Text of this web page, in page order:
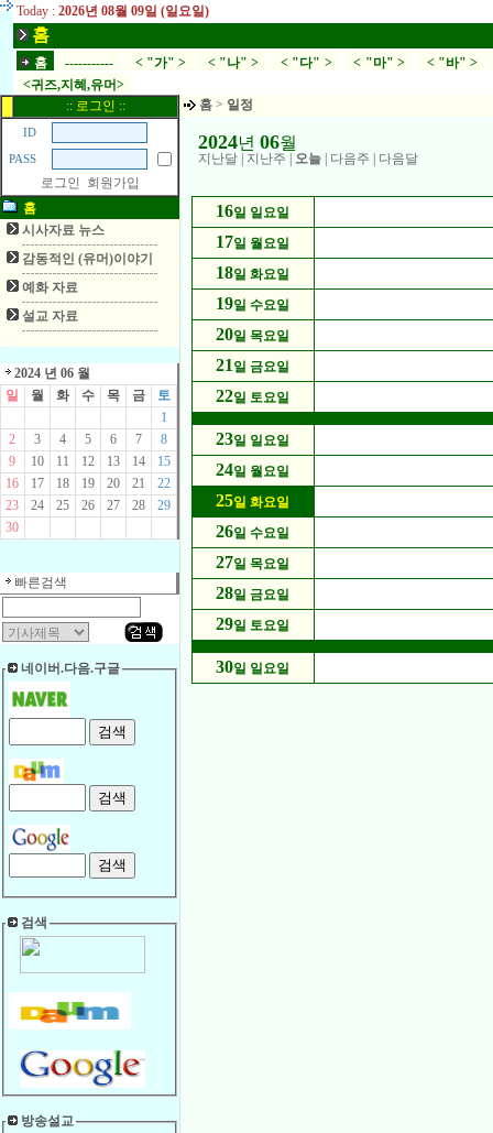
Today : 2026년 08월 09일 (일요일)
홈
홈 ----------- < "가" > < "나" > < "다" > < "마" > < "바" >
<귀즈,지혜,유머>
:: 로그인 ::
ID
PASS
로그인
회원가입
홈
시사자료 뉴스
감동적인 (유머)이야기
예화 자료
설교 자료
2024 년 06 월
일
월 화 수 목 금
토
1
2
3 4 5 6 7
8
9
10 11 12 13 14
15
16
17 18 19 20 21
22
23
24 25 26 27 28
29
30
빠른검색
네이버.다음.구글
검색
방송설교
홈 > 일정
2024년 06월
지난달 지난주 오늘 다음주 다음달
16일 일요일
17일 월요일
18일 화요일
19일 수요일
20일 목요일
21 일 금요일
22일 토요일
23일 일요일
24일 월요일
25일 화요일
26일 수요일
27일 목요일
28일 금요일
29일 토요일
30일 일요일